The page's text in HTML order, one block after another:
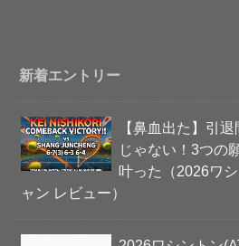
新着エントリー
【鼻血出た】引
じゃない！3つの
叶った（2026ワ
ャン レビュー）